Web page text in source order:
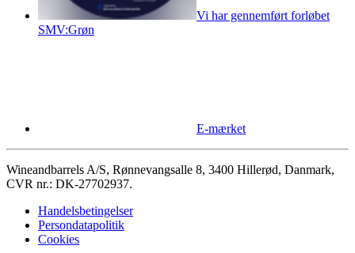
Vi har gennemført forløbet
SMV:Grøn
E-mærket
Wineandbarrels A/S, Rønnevangsalle 8, 3400 Hillerød, Danmark,
CVR nr.: DK-27702937.
Handelsbetingelser
Persondatapolitik
Cookies